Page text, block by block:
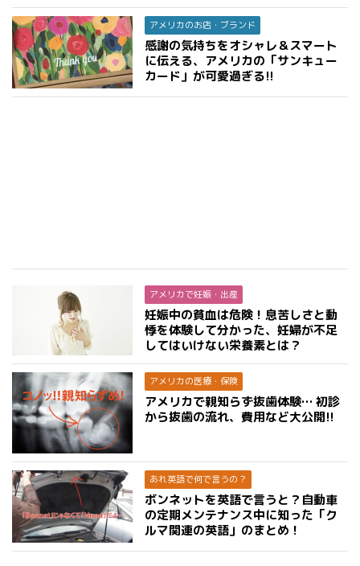
アメリカのお店・ブランド
感謝の気持ちをオシャレ＆スマート
に伝える、アメリカの「サンキュー
カード」が可愛過ぎる!!
アメリカで妊娠・出産
妊娠中の貧血は危険！息苦しさと動
悸を体験して分かった、妊婦が不足
してはいけない栄養素とは？
アメリカの医療・保険
アメリカで親知らず抜歯体験… 初診
から抜歯の流れ、費用など大公開!!
あれ英語で何で言うの？
ボンネットを英語で言うと？自動車
の定期メンテナンス中に知った「ク
ルマ関連の英語」のまとめ！